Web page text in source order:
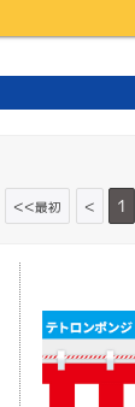
<<最初 < 1